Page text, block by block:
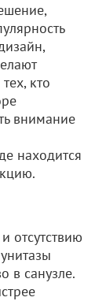
кто
внимание
находится
отсутствию
в санузле.